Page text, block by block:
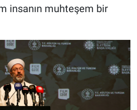
insanın muhteşem bir